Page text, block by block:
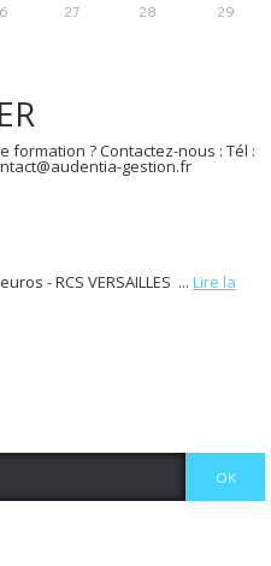
27 28
29
formation ? Contactez-nous : Tél :
gestion.fr
- RCS VERSAILLES ... Lire la